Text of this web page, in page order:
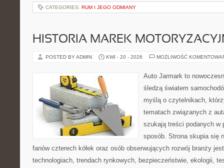
CATEGORIES: RUM I JEGO ODMIANY
HISTORIA MAREK
POSTED BY ADMIN KWI - 20 - 2026 MOŻLIWOŚĆ
Auto Jarmark to
śledzą światem
myślą o czytelnikach,
tematach związanych z
szukają treści podanych w
sposób. Strona skupia się
fanów czterech kółek oraz osób obserwujących rozwój branży
technologiach, trendach rynkowych, bezpieczeństwie, ekologii,